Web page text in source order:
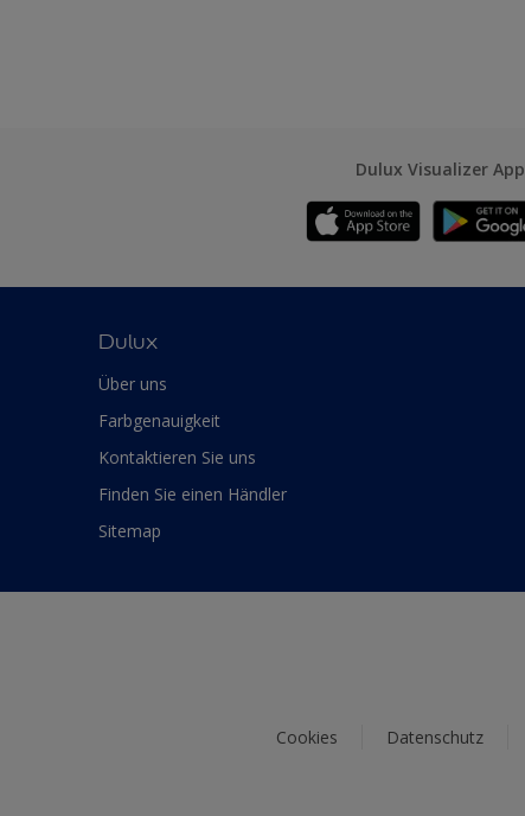
Dulux Visualizer App
Dulux
Über uns
Farbgenauigkeit
Kontaktieren Sie uns
Finden Sie einen Händler
Sitemap
Cookies Datenschutz